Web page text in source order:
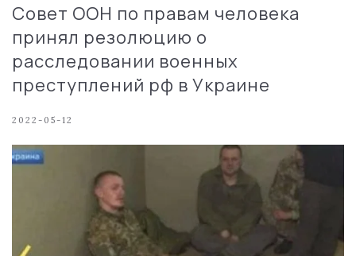
Совет ООН по правам человека
принял резолюцию о
расследовании военных
преступлений рф в Украине
2022-05-12